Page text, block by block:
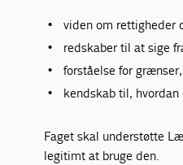
viden om rettigheder
redskaber til at sige
forståelse for
kendskab til,
Faget skal understøtte
legitimt at bruge den.